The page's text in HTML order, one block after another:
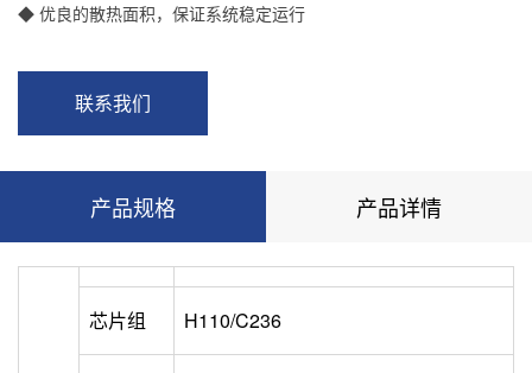
◆ 优良的散热面积，保证系统稳定运行
联系我们
产品规格 产品详情
芯片组 H110/C236